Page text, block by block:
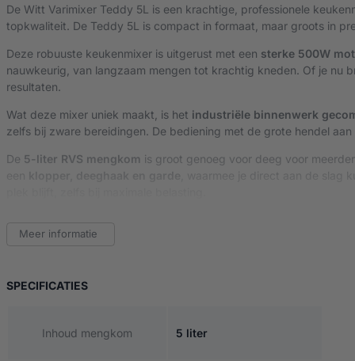
De Witt Varimixer Teddy 5L is een krachtige, professionele
topkwaliteit. De Teddy 5L is compact in formaat, maar groots in
Deze robuuste keukenmixer is uitgerust met een sterke 500W
nauwkeurig, van langzaam mengen tot krachtig kneden. Of je
resultaten.
Wat deze mixer uniek maakt, is het industriële binnenwerk
zelfs bij zware bereidingen. De bediening met de grote hendel
De 5-liter RVS mengkom is groot genoeg voor deeg voor
ophopen. Het is dan ook niet voor niets dat deze mixer favoriet
5L RVS mengkom
– ideaal voor deeg, beslag, room en meer
Meer informatie
SPECIFICATIESVAN WITT VARIMIXER TEDDY 5L – STONE
Inhoud mengkom 5 liter